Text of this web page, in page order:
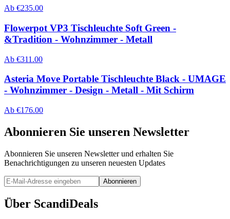
Ab €235.00
Flowerpot VP3 Tischleuchte Soft Green -
&Tradition - Wohnzimmer - Metall
Ab €311.00
Asteria Move Portable Tischleuchte Black - UMAGE
- Wohnzimmer - Design - Metall - Mit Schirm
Ab €176.00
Abonnieren Sie unseren Newsletter
Abonnieren Sie unseren Newsletter und erhalten Sie
Benachrichtigungen zu unseren neuesten Updates
Abonnieren
Über ScandiDeals